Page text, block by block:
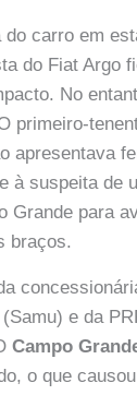
do carro em
do Fiat Argo
No
primeiro-
apresentava
à suspeita de
Grande para
braços.
e da
Campo
o que